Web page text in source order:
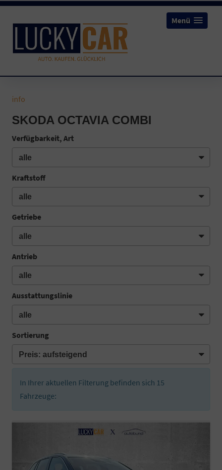
Menü
info
SKODA OCTAVIA COMBI
Verfügbarkeit, Art
Kraftstoff
Getriebe
Antrieb
Ausstattungslinie
Sortierung
In Ihrer aktuellen Filterung befinden sich 15
Fahrzeuge: